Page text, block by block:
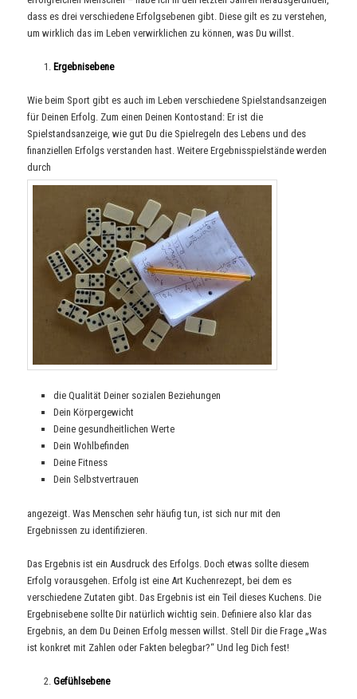
dass es drei verschiedene Erfolgsebenen gibt. Diese gilt es zu verstehen,
um wirklich das im Leben verwirklichen zu können, was Du willst.
Ergebnisebene
Wie beim Sport gibt es auch im Leben verschiedene Spielstandsanzeigen
für Deinen Erfolg. Zum einen Deinen Kontostand: Er ist die
Spielstandsanzeige, wie gut Du die Spielregeln des Lebens und des
finanziellen Erfolgs verstanden hast. Weitere Ergebnisspielstände werden
durch
die Qualität Deiner sozialen Beziehungen
Dein Körpergewicht
Deine gesundheitlichen Werte
Dein Wohlbefinden
Deine Fitness
Dein Selbstvertrauen
angezeigt. Was Menschen sehr häufig tun, ist sich nur mit den
Ergebnissen zu identifizieren.
Das Ergebnis ist ein Ausdruck des Erfolgs. Doch etwas sollte diesem
Erfolg vorausgehen. Erfolg ist eine Art Kuchenrezept, bei dem es
verschiedene Zutaten gibt. Das Ergebnis ist ein Teil dieses Kuchens. Die
Ergebnisebene sollte Dir natürlich wichtig sein. Definiere also klar das
Ergebnis, an dem Du Deinen Erfolg messen willst. Stell Dir die Frage „Was
ist konkret mit Zahlen oder Fakten belegbar?“ Und leg Dich fest!
Gefühlsebene